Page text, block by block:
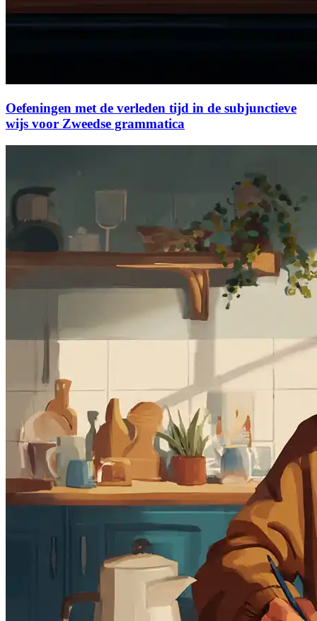
Oefeningen met de verleden tijd in de subjunctieve
wijs voor Zweedse grammatica